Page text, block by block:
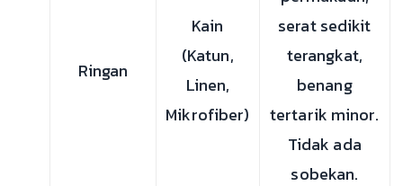
Ringan
Kain
(Katun,
Linen,
Mikrofiber)
serat sedikit
terangkat,
benang
tertarik minor.
Tidak ada
sobekan.